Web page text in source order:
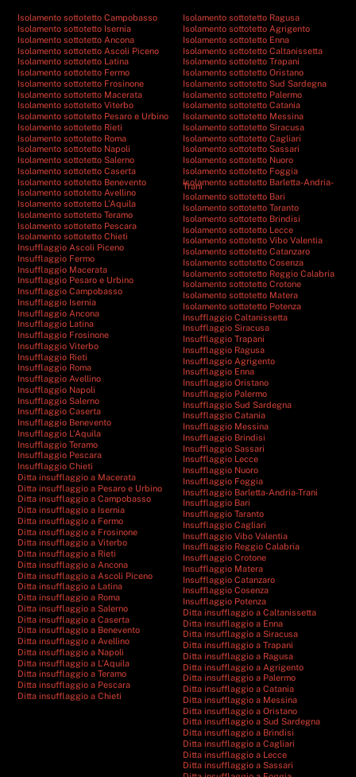
Isolamento sottotetto Campobasso
Isolamento sottotetto Isernia
Isolamento sottotetto Ancona
Isolamento sottotetto Ascoli Piceno
Isolamento sottotetto Latina
Isolamento sottotetto Fermo
Isolamento sottotetto Frosinone
Isolamento sottotetto Macerata
Isolamento sottotetto Viterbo
Isolamento sottotetto Pesaro e Urbino
Isolamento sottotetto Rieti
Isolamento sottotetto Roma
Isolamento sottotetto Napoli
Isolamento sottotetto Salerno
Isolamento sottotetto Caserta
Isolamento sottotetto Benevento
Isolamento sottotetto Avellino
Isolamento sottotetto L’Aquila
Isolamento sottotetto Teramo
Isolamento sottotetto Pescara
Isolamento sottotetto Chieti
Insufflaggio Ascoli Piceno
Insufflaggio Fermo
Insufflaggio Macerata
Insufflaggio Pesaro e Urbino
Insufflaggio Campobasso
Insufflaggio Isernia
Insufflaggio Ancona
Insufflaggio Latina
Insufflaggio Frosinone
Insufflaggio Viterbo
Insufflaggio Rieti
Insufflaggio Roma
Insufflaggio Avellino
Insufflaggio Napoli
Insufflaggio Salerno
Insufflaggio Caserta
Insufflaggio Benevento
Insufflaggio L’Aquila
Insufflaggio Teramo
Insufflaggio Pescara
Insufflaggio Chieti
Ditta insufflaggio a Macerata
Ditta insufflaggio a Pesaro e Urbino
Ditta insufflaggio a Campobasso
Ditta insufflaggio a Isernia
Ditta insufflaggio a Fermo
Ditta insufflaggio a Frosinone
Ditta insufflaggio a Viterbo
Ditta insufflaggio a Rieti
Ditta insufflaggio a Ancona
Ditta insufflaggio a Ascoli Piceno
Ditta insufflaggio a Latina
Ditta insufflaggio a Roma
Ditta insufflaggio a Salerno
Ditta insufflaggio a Caserta
Ditta insufflaggio a Benevento
Ditta insufflaggio a Avellino
Ditta insufflaggio a Napoli
Ditta insufflaggio a L’Aquila
Ditta insufflaggio a Teramo
Ditta insufflaggio a Pescara
Ditta insufflaggio a Chieti
Isolamento sottotetto Ragusa
Isolamento sottotetto Agrigento
Isolamento sottotetto Enna
Isolamento sottotetto Caltanissetta
Isolamento sottotetto Trapani
Isolamento sottotetto Oristano
Isolamento sottotetto Sud Sardegna
Isolamento sottotetto Palermo
Isolamento sottotetto Catania
Isolamento sottotetto Messina
Isolamento sottotetto Siracusa
Isolamento sottotetto Cagliari
Isolamento sottotetto Sassari
Isolamento sottotetto Nuoro
Isolamento sottotetto Foggia
Isolamento sottotetto Barletta-Andria-
Trani
Isolamento sottotetto Bari
Isolamento sottotetto Taranto
Isolamento sottotetto Brindisi
Isolamento sottotetto Lecce
Isolamento sottotetto Vibo Valentia
Isolamento sottotetto Catanzaro
Isolamento sottotetto Cosenza
Isolamento sottotetto Reggio Calabria
Isolamento sottotetto Crotone
Isolamento sottotetto Matera
Isolamento sottotetto Potenza
Insufflaggio Caltanissetta
Insufflaggio Siracusa
Insufflaggio Trapani
Insufflaggio Ragusa
Insufflaggio Agrigento
Insufflaggio Enna
Insufflaggio Oristano
Insufflaggio Palermo
Insufflaggio Sud Sardegna
Insufflaggio Catania
Insufflaggio Messina
Insufflaggio Brindisi
Insufflaggio Sassari
Insufflaggio Lecce
Insufflaggio Nuoro
Insufflaggio Foggia
Insufflaggio Barletta-Andria-Trani
Insufflaggio Bari
Insufflaggio Taranto
Insufflaggio Cagliari
Insufflaggio Vibo Valentia
Insufflaggio Reggio Calabria
Insufflaggio Crotone
Insufflaggio Matera
Insufflaggio Catanzaro
Insufflaggio Cosenza
Insufflaggio Potenza
Ditta insufflaggio a Caltanissetta
Ditta insufflaggio a Enna
Ditta insufflaggio a Siracusa
Ditta insufflaggio a Trapani
Ditta insufflaggio a Ragusa
Ditta insufflaggio a Agrigento
Ditta insufflaggio a Palermo
Ditta insufflaggio a Catania
Ditta insufflaggio a Messina
Ditta insufflaggio a Oristano
Ditta insufflaggio a Sud Sardegna
Ditta insufflaggio a Brindisi
Ditta insufflaggio a Cagliari
Ditta insufflaggio a Lecce
Ditta insufflaggio a Sassari